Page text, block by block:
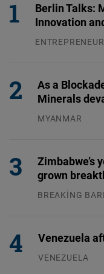
Berlin Talks:
Innovation
As a
Minerals
MYANMAR
Zimbabwe’s
grown
BREAKING
Venezuela
VENEZUELA